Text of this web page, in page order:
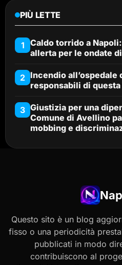
PIÙ LETTE
1 Caldo torrido a
allerta per le ondate
2 Incendio all’ospedale
responsabili di
3 Giustizia per una
Comune di Avellino
mobbing e
Questo sito è un blog
fisso o una periodicità
pubblicati in modo
contribuiscono al